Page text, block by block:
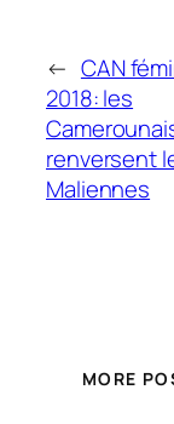
← CAN
2018: les
renversent
Maliennes
MORE